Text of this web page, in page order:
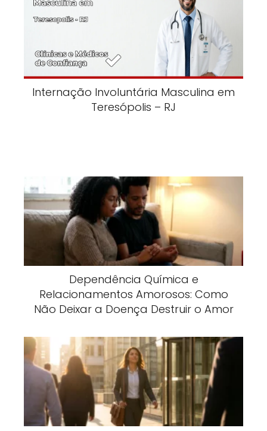
Internação Involuntária Masculina em
Teresópolis – RJ
Dependência Química e
Relacionamentos Amorosos: Como
Não Deixar a Doença Destruir o Amor